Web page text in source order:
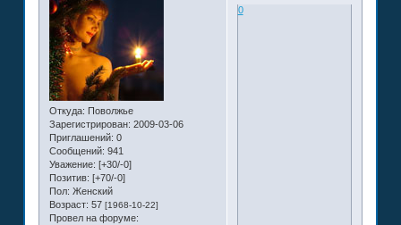
Откуда: Поволжье
Зарегистрирован: 2009-03-06
Приглашений: 0
Сообщений: 941
Уважение: [+30/-0]
Позитив: [+70/-0]
Пол: Женский
Возраст: 57 [1968-10-22]
Провел на форуме:
0